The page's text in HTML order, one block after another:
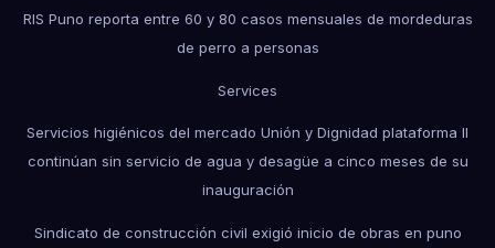
RIS Puno reporta entre 60 y 80 casos mensuales de mordeduras
de perro a personas
Services
Servicios higiénicos del mercado Unión y Dignidad plataforma II
continúan sin servicio de agua y desagüe a cinco meses de su
inauguración
Sindicato de construcción civil exigió inicio de obras en puno